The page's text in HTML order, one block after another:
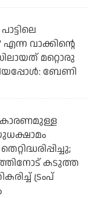
എന്ന വാക്കിന്റെ
മറ്റൊരു
ബേണി
കാരണമുള്ള
കടുത്ത
ട്രംപ്